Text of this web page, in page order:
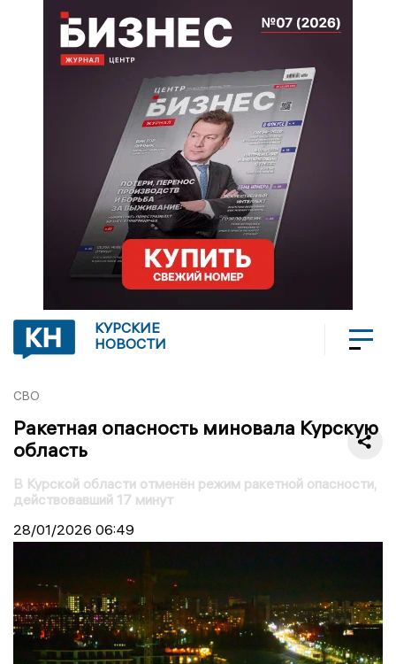
КУРСКИЕ
НОВОСТИ
СВО
Ракетная опасность миновала Курскую
область
В Курской области отменён режим ракетной опасности,
действовавший 17 минут
28/01/2026 06:49